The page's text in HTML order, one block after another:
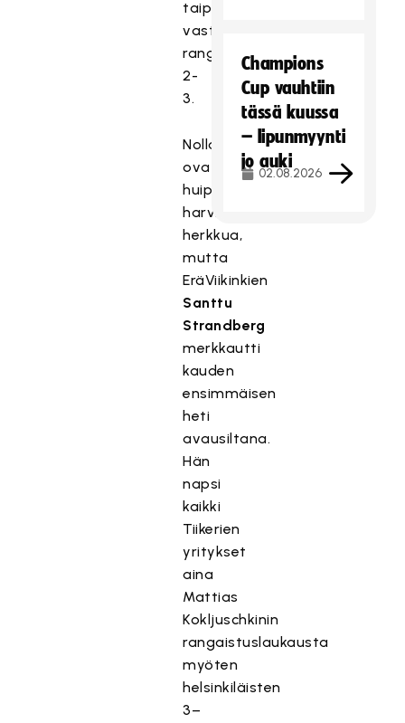
taipuen
vasta
rangaistuslaukauksilla
2-
3.
Nollapelit
ovat
huippusalibandyssa
harvinaista
herkkua,
mutta
EräViikinkien
Santtu
Strandberg
merkkautti
kauden
ensimmäisen
heti
avausiltana.
Hän
napsi
kaikki
Tiikerien
yritykset
aina
Mattias
Kokljuschkinin
rangaistuslaukausta
myöten
helsinkiläisten
3–
Champions
Cup vauhtiin
tässä kuussa
– lipunmyynti
jo auki
02.08.2026